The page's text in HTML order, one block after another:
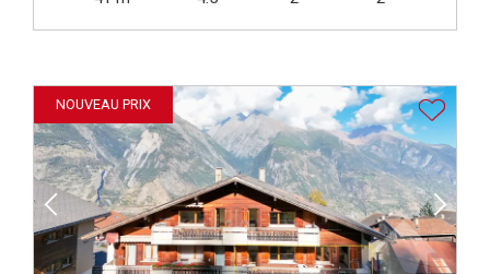
NOUVEAU PRIX